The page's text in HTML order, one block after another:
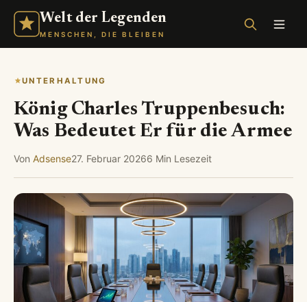
Welt der Legenden
MENSCHEN, DIE BLEIBEN
UNTERHALTUNG
König Charles Truppenbesuch:
Was Bedeutet Er für die Armee
Von Adsense27. Februar 20266 Min Lesezeit